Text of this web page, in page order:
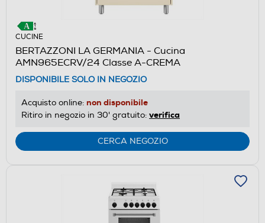
CUCINE
BERTAZZONI LA GERMANIA - Cucina
AMN965ECRV/24 Classe A-CREMA
DISPONIBILE SOLO IN NEGOZIO
Acquisto online: non disponibile
Ritiro in negozio in 30' gratuito: verifica
CERCA NEGOZIO